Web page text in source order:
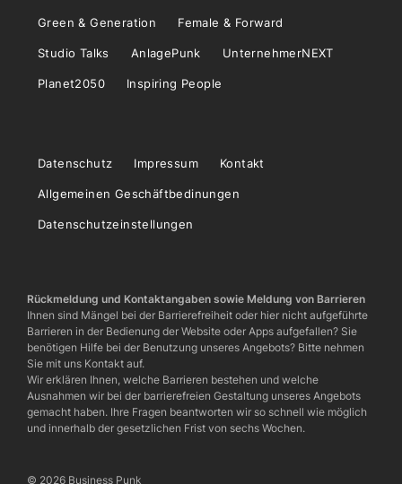
Green & Generation Female & Forward
Studio Talks AnlagePunk UnternehmerNEXT
Planet2050 Inspiring People
Datenschutz Impressum Kontakt
Allgemeinen Geschäftbedinungen
Datenschutzeinstellungen
Rückmeldung und Kontaktangaben sowie Meldung von Barrieren
Ihnen sind Mängel bei der Barrierefreiheit oder hier nicht aufgeführte
Barrieren in der Bedienung der Website oder Apps aufgefallen? Sie
benötigen Hilfe bei der Benutzung unseres Angebots? Bitte nehmen
Sie mit uns Kontakt auf.
Wir erklären Ihnen, welche Barrieren bestehen und welche
Ausnahmen wir bei der barrierefreien Gestaltung unseres Angebots
gemacht haben. Ihre Fragen beantworten wir so schnell wie möglich
und innerhalb der gesetzlichen Frist von sechs Wochen.
© 2026 Business Punk